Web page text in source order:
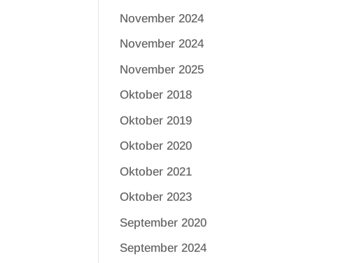
November 2024
November 2024
November 2025
Oktober 2018
Oktober 2019
Oktober 2020
Oktober 2021
Oktober 2023
September 2020
September 2024